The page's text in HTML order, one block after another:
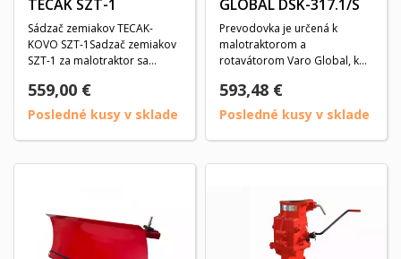
TECAK SZT-1
Sádzač zemiakov TECAK-
KOVO SZT-1Sadzač zemiakov
SZT-1 za malotraktor sa
559,00 €
Posledné kusy v sklade
GLOBAL DSK-317.1/S
Prevodovka je určená k
malotraktorom a
rotavátorom Varo Global, kde
593,48 €
Posledné kusy v sklade